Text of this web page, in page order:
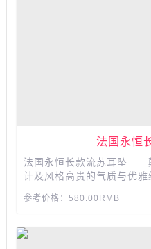
法国永恒
法国永恒长款流苏耳坠
计及风格高贵的气质与优
参考价格：580.00RMB